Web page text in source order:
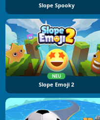
Slope Spooky
NEU
Slope Emoji 2